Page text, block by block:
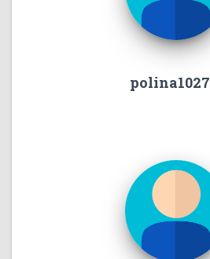
polina1027